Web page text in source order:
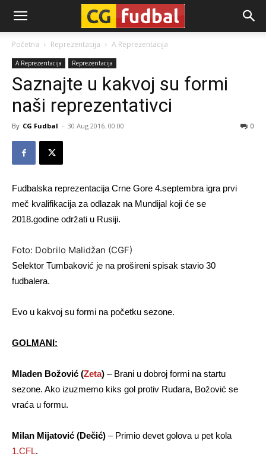
CG-
Fudbal
Početna Reprezentacija A Reprezentacija
A Reprezentacija Reprezentacija
Saznajte u kakvoj su formi
naši reprezentativci
By CG Fudbal - 30 Aug 2016. 00:00 0
Fudbalska reprezentacija Crne Gore 4.septembra igra prvi
meč kvalifikacija za odlazak na Mundijal koji će se
2018.godine održati u Rusiji.
Foto: Dobrilo Malidžan (CGF)
Selektor Tumbaković je na prošireni spisak stavio 30
fudbalera.
Evo u kakvoj su formi na početku sezone.
GOLMANI:
Mladen Božović (Zeta) – Brani u dobroj formi na startu
sezone. Ako izuzmemo kiks gol protiv Rudara, Božović se
vraća u formu.
Milan Mijatović (Dečić) – Primio devet golova u pet kola
1.CFL.